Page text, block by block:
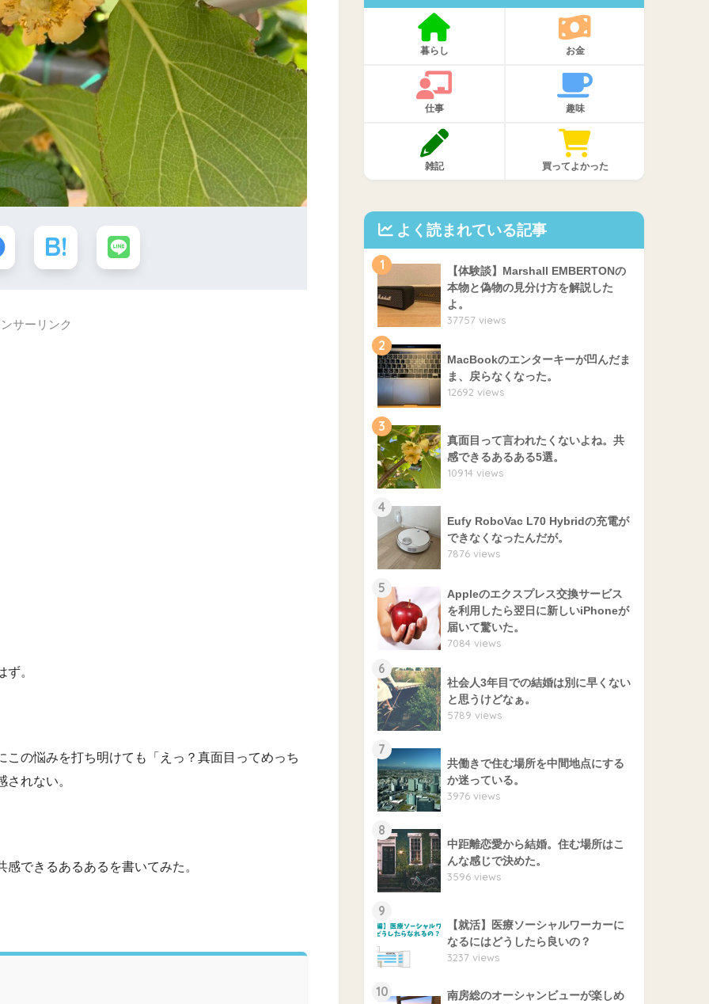
サーリンク
。
の悩みを打ち明けても「えっ？真面目ってめっち
れない。
できるあるあるを書いてみた。
暮らし お金
仕事 趣味
雑記 買ってよかった
よく読まれている記事
1
【体験談】Marshall EMBERTONの
本物と偽物の見分け方を解説した
よ。
37757 views
2
MacBookのエンターキーが凹んだま
ま、戻らなくなった。
12692 views
3
真面目って言われたくないよね。共
感できるあるある5選。
10914 views
4
Eufy RoboVac L70 Hybridの充電が
できなくなったんだが。
7876 views
5
Appleのエクスプレス交換サービス
を利用したら翌日に新しいiPhoneが
届いて驚いた。
7084 views
6
社会人3年目での結婚は別に早くない
と思うけどなぁ。
5789 views
7
共働きで住む場所を中間地点にする
か迷っている。
3976 views
8
中距離恋愛から結婚。住む場所はこ
んな感じで決めた。
3596 views
9
【就活】医療ソーシャルワーカーに
なるにはどうしたら良いの？
3237 views
10
南房総のオーシャンビューが楽しめ